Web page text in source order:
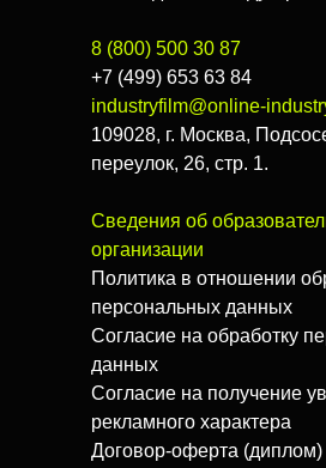
8 (800) 500 30 87
+7 (499) 653 63 84
industryfilm@online-
109028, г. Москва,
переулок, 26, стр. 1.
Сведения об
организации
Политика в отношении
персональных данных
Согласие на обработку
данных
Согласие на получение
рекламного характера
Договор-оферта (диплом)